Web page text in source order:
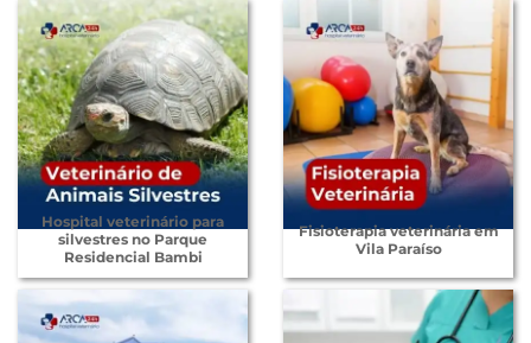
Hospital veterinário para
silvestres no Parque
Residencial Bambi
Fisioterapia veterinária em
Vila Paraíso